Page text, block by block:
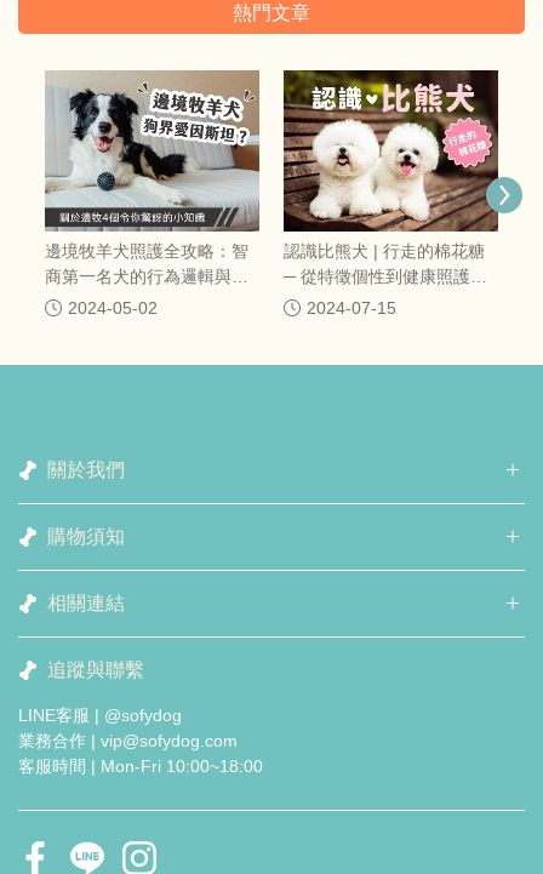
熱門文章
邊境牧羊犬照護全攻略：智
商第一名犬的行為邏輯與精
準營養管理
2024-05-02
認識比熊犬 | 行走的棉花糖
─ 從特徵個性到健康照護一
次搞定2024-07-15
關於我們
購物須知
相關連結
追蹤與聯繫
LINE客服 | @sofydog
業務合作 | vip@sofydog.com
客服時間 | Mon-Fri 10:00~18:00